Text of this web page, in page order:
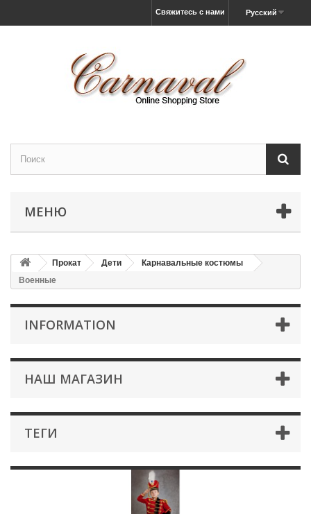
Русский
Свяжитесь с нами
МЕНЮ
Прокат Дети
Карнавальные костюмы
Военные
INFORMATION
НАШ МАГАЗИН
ТЕГИ